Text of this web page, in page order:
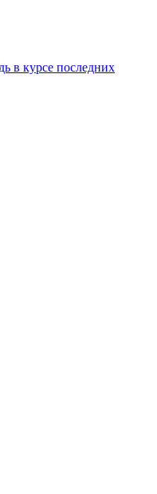
в курсе последних